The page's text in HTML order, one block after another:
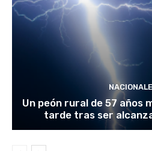
Un peón rural de 57 años
tarde tras ser